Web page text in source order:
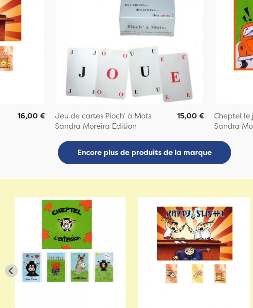
16,00 €
Jeu de cartes Pioch' à Mots
Sandra Moreira Edition
15,00 €
Cheptel le
Sandra
Encore plus de produits de la marque